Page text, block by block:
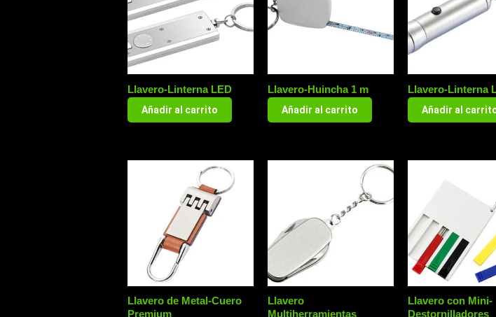
Llavero-Linterna LED
Añadir al carrito
Llavero-Huincha 1 m
Añadir al carrito
Llavero-Linterna
Añadir al
Llavero de Metal-Cuero
Premium
Llavero
Multiherramientas
Llavero con Mini-
Destornilladores